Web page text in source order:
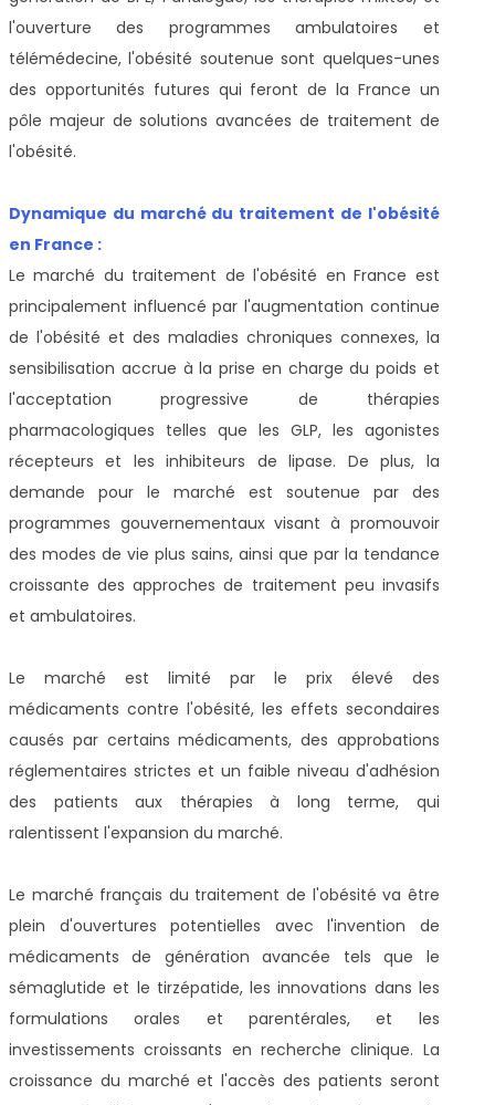
l'ouverture des programmes ambulatoires et
télémédecine, l'obésité soutenue sont quelques-unes
des opportunités futures qui feront de la France un
pôle majeur de solutions avancées de traitement de
l'obésité.
Dynamique du marché du traitement de l'obésité
en France :
Le marché du traitement de l'obésité en France est
principalement influencé par l'augmentation continue
de l'obésité et des maladies chroniques connexes, la
sensibilisation accrue à la prise en charge du poids et
l'acceptation progressive de thérapies
pharmacologiques telles que les GLP, les agonistes
récepteurs et les inhibiteurs de lipase. De plus, la
demande pour le marché est soutenue par des
programmes gouvernementaux visant à promouvoir
des modes de vie plus sains, ainsi que par la tendance
croissante des approches de traitement peu invasifs
et ambulatoires.
Le marché est limité par le prix élevé des
médicaments contre l'obésité, les effets secondaires
causés par certains médicaments, des approbations
réglementaires strictes et un faible niveau d'adhésion
des patients aux thérapies à long terme, qui
ralentissent l'expansion du marché.
Le marché français du traitement de l'obésité va être
plein d'ouvertures potentielles avec l'invention de
médicaments de génération avancée tels que le
sémaglutide et le tirzépatide, les innovations dans les
formulations orales et parentérales, et les
investissements croissants en recherche clinique. La
croissance du marché et l'accès des patients seront